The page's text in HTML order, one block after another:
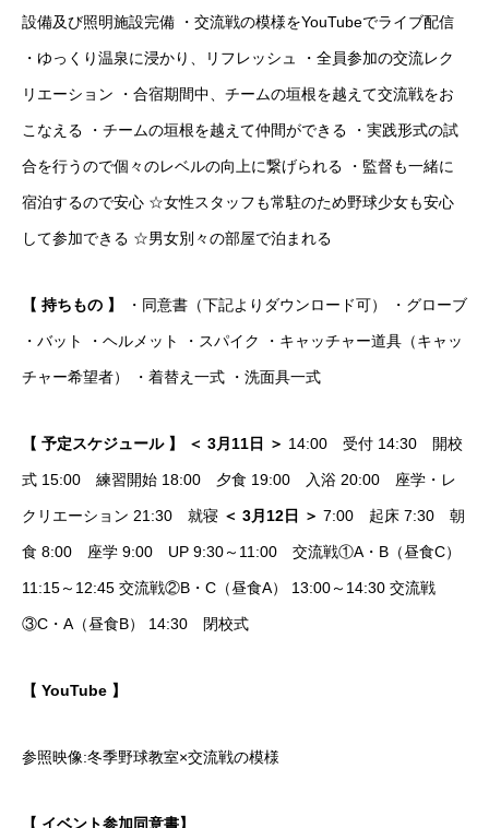
設備及び照明施設完備 ・交流戦の模様をYouTubeでライブ配信
・ゆっくり温泉に浸かり、リフレッシュ ・全員参加の交流レク
リエーション ・合宿期間中、チームの垣根を越えて交流戦をお
こなえる ・チームの垣根を越えて仲間ができる ・実践形式の試
合を行うので個々のレベルの向上に繋げられる ・監督も一緒に
宿泊するので安心 ☆女性スタッフも常駐のため野球少女も安心
して参加できる ☆男女別々の部屋で泊まれる
【 持ちもの 】 ・同意書（下記よりダウンロード可） ・グローブ
・バット ・ヘルメット ・スパイク ・キャッチャー道具（キャッ
チャー希望者） ・着替え一式 ・洗面具一式
【 予定スケジュール 】 ＜ 3月11日 ＞ 14:00 受付 14:30 開校
式 15:00 練習開始 18:00 夕食 19:00 入浴 20:00 座学・レ
クリエーション 21:30 就寝 ＜ 3月12日 ＞ 7:00 起床 7:30 朝
食 8:00 座学 9:00 UP 9:30～11:00 交流戦①A・B（昼食C）
11:15～12:45 交流戦②B・C（昼食A） 13:00～14:30 交流戦
③C・A（昼食B） 14:30 閉校式
【 YouTube 】
参照映像:冬季野球教室×交流戦の模様
【 イベント参加同意書】